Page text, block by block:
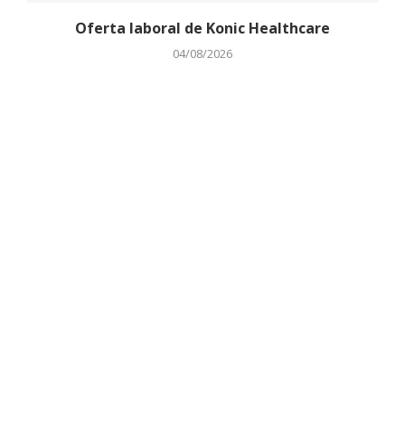
Oferta laboral de Konic Healthcare
04/08/2026